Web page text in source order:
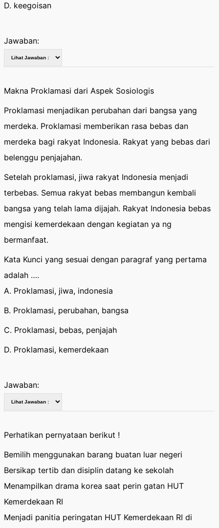
D. keegoisan
Jawaban:
Makna Proklamasi dari Aspek Sosiologis
Proklamasi menjadikan perubahan dari bangsa yang
merdeka. Proklamasi memberikan rasa bebas dan
merdeka bagi rakyat Indonesia. Rakyat yang bebas dari
belenggu penjajahan.
Setelah proklamasi, jiwa rakyat Indonesia menjadi
terbebas. Semua rakyat bebas membangun kembali
bangsa yang telah lama dijajah. Rakyat Indonesia bebas
mengisi kemerdekaan dengan kegiatan ya ng
bermanfaat.
Kata Kunci yang sesuai dengan paragraf yang pertama
adalah ….
A. Proklamasi, jiwa, indonesia
B. Proklamasi, perubahan, bangsa
C. Proklamasi, bebas, penjajah
D. Proklamasi, kemerdekaan
Jawaban:
Perhatikan pernyataan berikut !
Bemilih menggunakan barang buatan luar negeri
Bersikap tertib dan disiplin datang ke sekolah
Menampilkan drama korea saat perin gatan HUT
Kemerdekaan RI
Menjadi panitia peringatan HUT Kemerdekaan RI di